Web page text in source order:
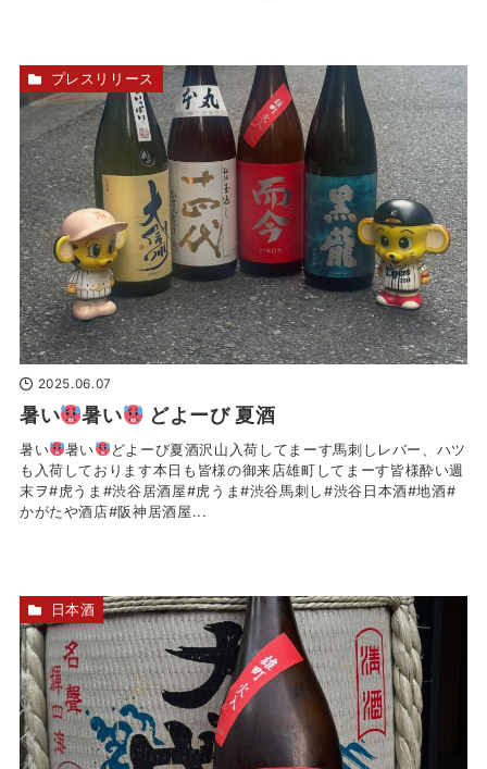
2025.06.07
暑い 暑い どよーび 夏酒
暑い 暑い
どよーび夏酒沢山入荷してまーす馬刺しレバー、ハツ
も入荷しております本日も皆様の御来店雄町してまーす皆様酔い週
末ヲ#虎うま#渋谷居酒屋#虎うま#渋谷馬刺し#渋谷日本酒#地酒#
かがたや酒店#阪神居酒屋...
プレスリリース
日本酒